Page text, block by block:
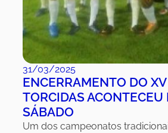
31/03/2025
ENCERRAMENTO DO
TORCIDAS ACONTECEU
SÁBADO
Um dos campeonatos